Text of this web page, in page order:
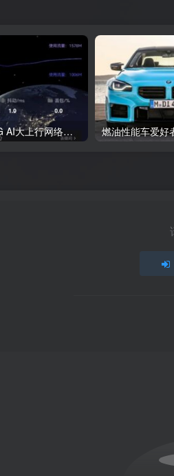
华为打造5.5G AI大上行网络：可多穿一堵墙 最高1Gbps上行能力